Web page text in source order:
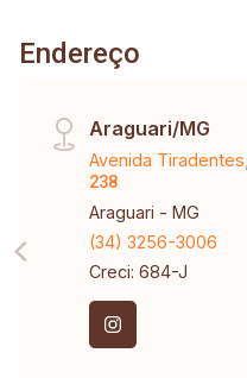
Endereço
Araguari/MG
Avenida
238
Araguari - MG
(34) 3256-3006
Creci: 684-J